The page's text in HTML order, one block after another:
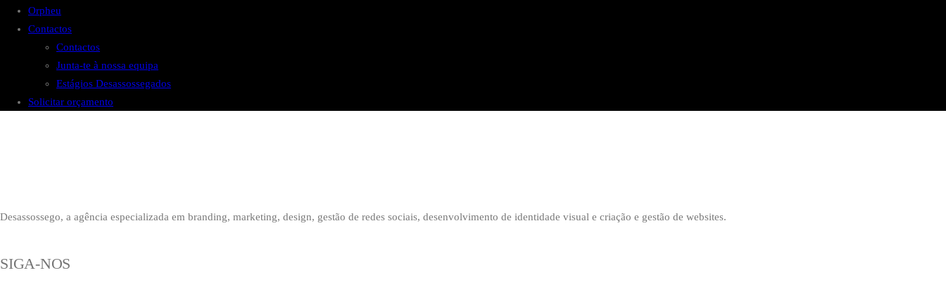
Orpheu
Contactos
Contactos
Junta-te à nossa equipa
Estágios Desassossegados
Solicitar orçamento
Desassossego, a agência especializada em branding, marketing, design, gestão de redes sociais, desenvolvimento de identidade visual e criação e gestão de websites.
SIGA-NOS